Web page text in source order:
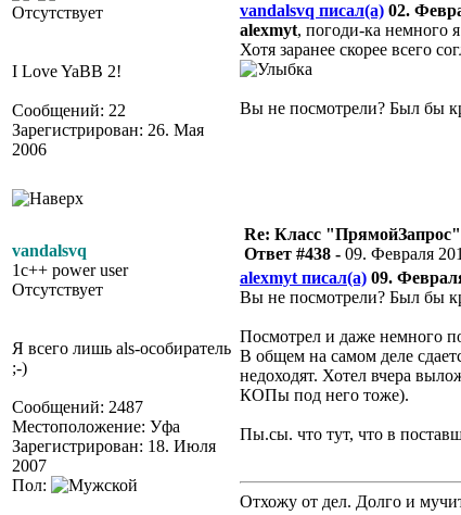
Отсутствует
I Love YaBB 2!
Сообщений: 22
Зарегистрирован: 26. Мая
2006
vandalsvq писал(а) 02.
alexmyt, погоди-ка немного
Хотя заранее скорее всего
Вы не посмотрели? Был бы
vandalsvq
1c++ power user
Отсутствует
Я всего лишь als-особиратель
;-)
Сообщений: 2487
Местоположение: Уфа
Зарегистрирован: 18. Июля
2007
Пол:
Re: Класс "ПрямойЗапрос"
Ответ #438 - 09. Февраля
alexmyt писал(а) 09.
Вы не посмотрели? Был бы
Посмотрел и даже немного
В общем на самом деле
недоходят. Хотел вчера
КОПы под него тоже).
Пы.сы. что тут, что в
Отхожу от дел. Долго и